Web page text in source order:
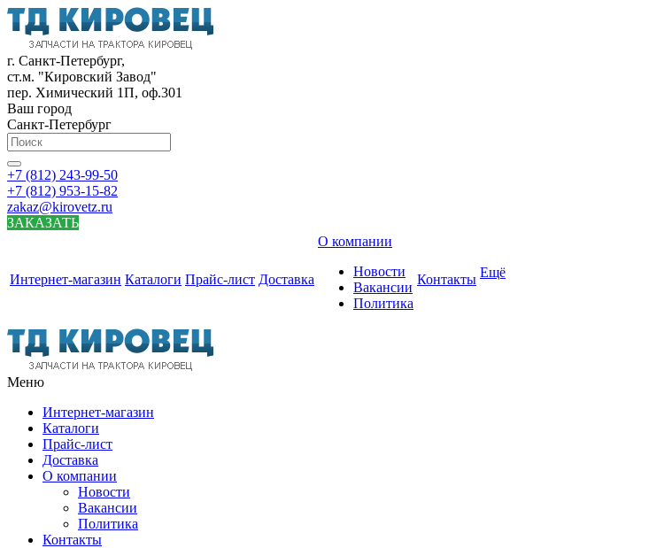
г. Санкт-Петербург,
ст.м. "Кировский Завод"
пер. Химический 1П, оф.301
Ваш город
Санкт-Петербург
+7 (812) 243-99-50
+7 (812) 953-15-82
zakaz@kirovetz.ru
ЗАКАЗАТЬ
Интернет-магазин Каталоги Прайс-лист Доставка
О компании
Новости
Вакансии
Политика
Контакты Ещё
Меню
Интернет-магазин
Каталоги
Прайс-лист
Доставка
О компании
Новости
Вакансии
Политика
Контакты